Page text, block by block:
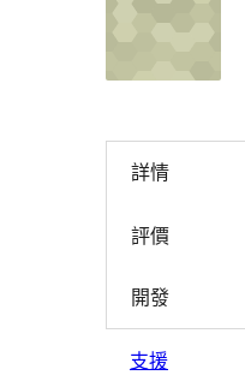
詳情
評價
開發
支援